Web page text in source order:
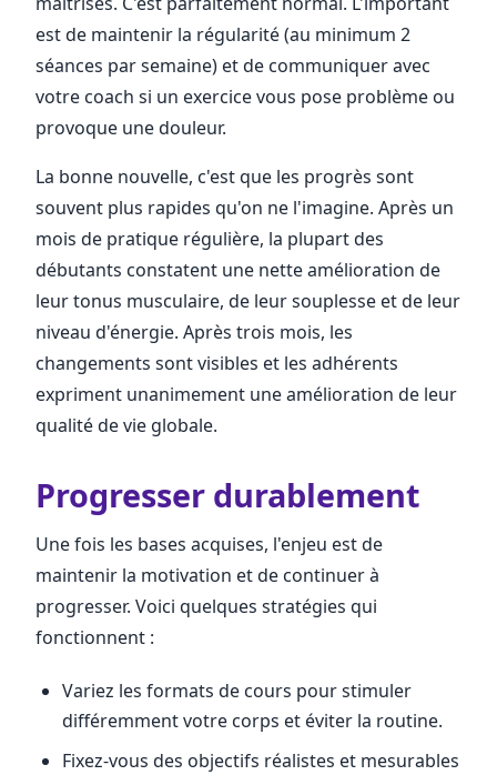
est de maintenir la régularité (au minimum 2
séances par semaine) et de communiquer avec
votre coach si un exercice vous pose problème ou
provoque une douleur.
La bonne nouvelle, c'est que les progrès sont
souvent plus rapides qu'on ne l'imagine. Après un
mois de pratique régulière, la plupart des
débutants constatent une nette amélioration de
leur tonus musculaire, de leur souplesse et de leur
niveau d'énergie. Après trois mois, les
changements sont visibles et les adhérents
expriment unanimement une amélioration de leur
qualité de vie globale.
Progresser durablement
Une fois les bases acquises, l'enjeu est de
maintenir la motivation et de continuer à
progresser. Voici quelques stratégies qui
fonctionnent :
Variez les formats de cours pour stimuler
différemment votre corps et éviter la routine.
Fixez-vous des objectifs réalistes et mesurables